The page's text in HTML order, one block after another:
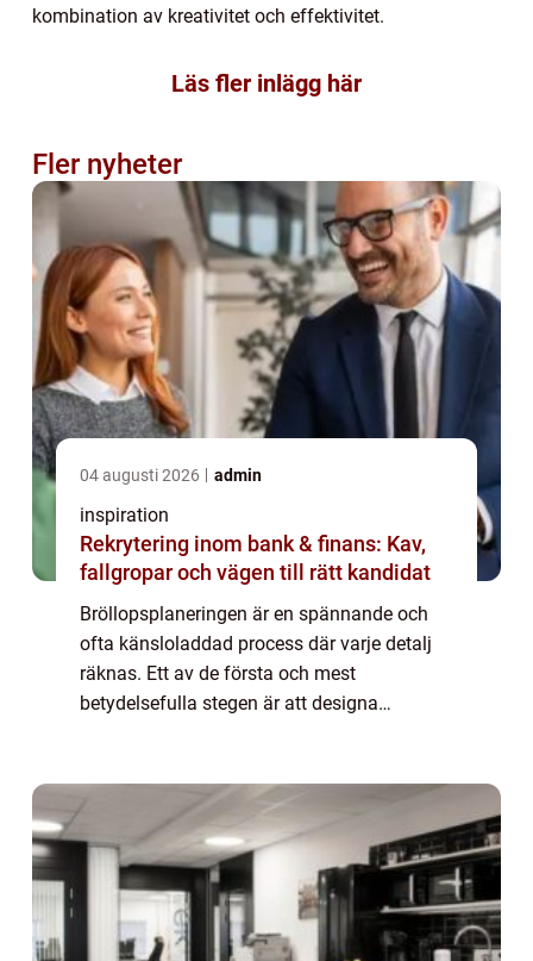
kombination av kreativitet och effektivitet.
Läs fler inlägg här
Fler nyheter
04 augusti 2026 admin
inspiration
Rekrytering inom bank & finans: Kav,
fallgropar och vägen till rätt kandidat
Bröllopsplaneringen är en spännande och
ofta känsloladdad process där varje detalj
räknas. Ett av de första och mest
betydelsefulla stegen är att designa